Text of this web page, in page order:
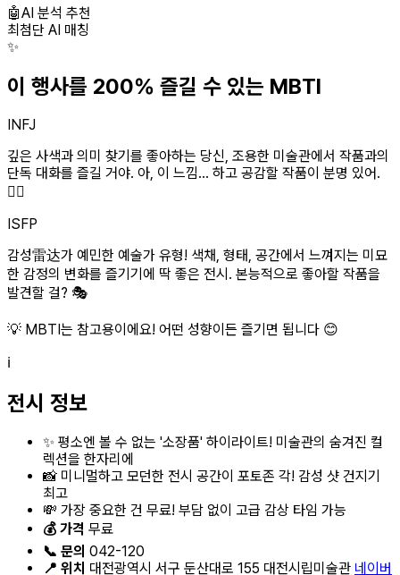
🤖AI 분석 추천
최첨단 AI 매칭
✨
이 행사를 200% 즐길 수 있는 MBTI
INFJ
깊은 사색과 의미 찾기를 좋아하는 당신, 조용한 미술관에서 작품과의
단독 대화를 즐길 거야. 아, 이 느낌... 하고 공감할 작품이 분명 있어.
🧘‍♀️
ISFP
감성雷达가 예민한 예술가 유형! 색채, 형태, 공간에서 느껴지는 미묘
한 감정의 변화를 즐기기에 딱 좋은 전시. 본능적으로 좋아할 작품을
발견할 걸? 🎭
💡 MBTI는 참고용이에요! 어떤 성향이든 즐기면 됩니다 😊
ℹ️
전시 정보
✨ 평소엔 볼 수 없는 '소장품' 하이라이트! 미술관의 숨겨진 컬
렉션을 한자리에
📸 미니멀하고 모던한 전시 공간이 포토존 각! 감성 샷 건지기
최고
💸 가장 중요한 건 무료! 부담 없이 고급 감상 타임 가능
💰 가격 무료
📞 문의 042-120
📍 위치 대전광역시 서구 둔산대로 155 대전시립미술관 네이버